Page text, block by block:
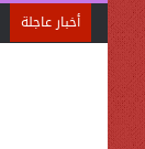
أخبار عاجلة